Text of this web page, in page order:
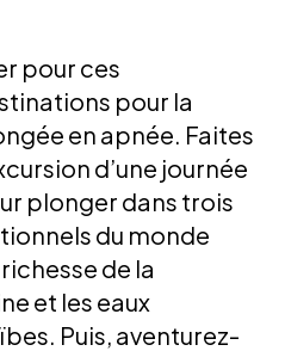
pour ces
pour la
en apnée. Faites
d’une journée
plonger dans trois
du monde
de la
et les eaux
Puis, aventurez-